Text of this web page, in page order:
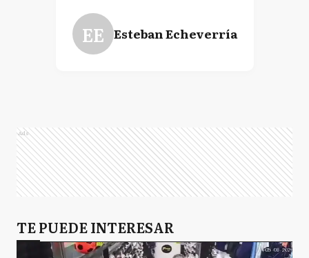
EE Esteban Echeverría
Ads
TE PUEDE INTERESAR